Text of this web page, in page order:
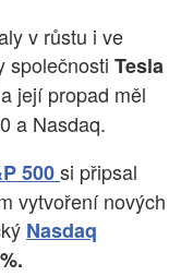
v růstu i ve
společnosti Tesla
její propad měl
a Nasdaq.
500si připsal
vytvoření nových
Nasdaq